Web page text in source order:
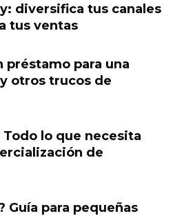
diversifica tus canales
tus ventas
préstamo para una
otros trucos de
Todo lo que necesita
de
Guía para pequeñas